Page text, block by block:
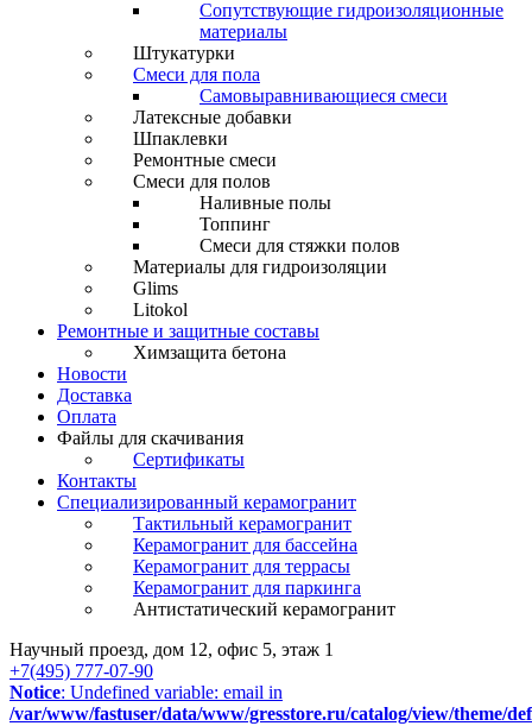
Сопутствующие гидроизоляционные
материалы
Штукатурки
Смеси для пола
Самовыравнивающиеся смеси
Латексные добавки
Шпаклевки
Ремонтные смеси
Смеси для полов
Наливные полы
Топпинг
Смеси для стяжки полов
Материалы для гидроизоляции
Glims
Litokol
Ремонтные и защитные составы
Химзащита бетона
Новости
Доставка
Оплата
Файлы для скачивания
Сертификаты
Контакты
Специализированный керамогранит
Тактильный керамогранит
Керамогранит для бассейна
Керамогранит для террасы
Керамогранит для паркинга
Антистатический керамогранит
Научный проезд, дом 12, офис 5, этаж 1
+7(495) 777-07-90
Notice: Undefined variable: email in
/var/www/fastuser/data/www/gresstore.ru/catalog/view/theme/